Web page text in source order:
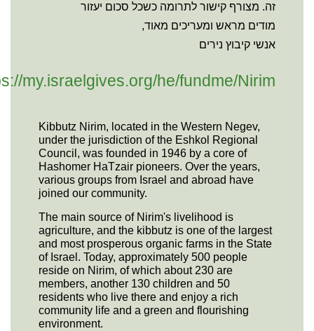
זה. מצורף קישור לתרומה כשכל סכום יעזור
מודים מראש ומעריכים מאוד,
אנשי קיבוץ נירים
my.israelgives.org/he/fundme/Nirim
Kibbutz Nirim, located in the Western Negev,
under the jurisdiction of the Eshkol Regional
Council, was founded in 1946 by a core of
Hashomer HaTzair pioneers. Over the years,
various groups from Israel and abroad have
joined our community.
The main source of Nirim's livelihood is
agriculture, and the kibbutz is one of the largest
and most prosperous organic farms in the State
of Israel. Today, approximately 500 people
reside on Nirim, of which about 230 are
members, another 130 children and 50
residents who live there and enjoy a rich
community life and a green and flourishing
environment.